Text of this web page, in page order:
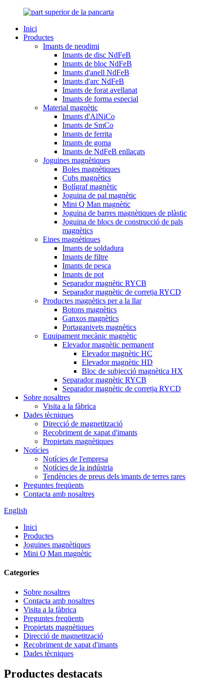
Inici
Productes
Imants de neodimi
Imants de disc NdFeB
Imants de bloc NdFeB
Imants d'anell NdFeB
Imants d'arc NdFeB
Imants de forat avellanat
Imants de forma especial
Material magnètic
Imants d'AlNiCo
Imants de SmCo
Imants de ferrita
Imants de goma
Imants de NdFeB enllaçats
Joguines magnètiques
Boles magnètiques
Cubs magnètics
Bolígraf magnètic
Joguina de pal magnètic
Mini Q Man magnètic
Joguina de barres magnètiques de plàstic
Joguina de blocs de construcció de pals
magnètics
Eines magnètiques
Imants de soldadura
Imants de filtre
Imants de pesca
Imants de pot
Separador magnètic RYCB
Separador magnètic de corretja RYCD
Productes magnètics per a la llar
Botons magnètics
Ganxos magnètics
Portaganivets magnètics
Equipament mecànic magnètic
Elevador magnètic permanent
Elevador magnètic HC
Elevador magnètic HD
Bloc de subjecció magnètica HX
Separador magnètic RYCB
Separador magnètic de corretja RYCD
Sobre nosaltres
Visita a la fàbrica
Dades tècniques
Direcció de magnetització
Recobriment de xapat d'imants
Propietats magnètiques
Notícies
Notícies de l'empresa
Notícies de la indústria
Tendències de preus dels imants de terres rares
Preguntes freqüents
Contacta amb nosaltres
English
Inici
Productes
Joguines magnètiques
Mini Q Man magnètic
Categories
Sobre nosaltres
Contacta amb nosaltres
Visita a la fàbrica
Preguntes freqüents
Propietats magnètiques
Direcció de magnetització
Recobriment de xapat d'imants
Dades tècniques
Productes destacats